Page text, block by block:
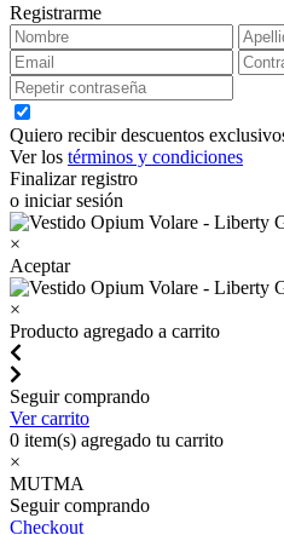
Registrarme
Quiero recibir descuentos
Ver los términos y condiciones
Finalizar registro
o iniciar sesión
×
Aceptar
×
Producto agregado a carrito
Seguir comprando
Ver carrito
0 item(s) agregado tu carrito
×
MUTMA
Seguir comprando
Checkout